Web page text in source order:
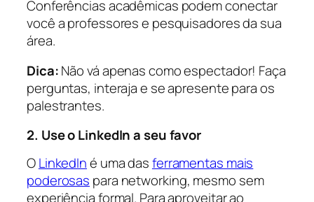
Conferências acadêmicas podem conectar
você a professores e pesquisadores da sua
área.
Dica:Não vá apenas como espectador! Faça
perguntas, interaja e se apresente para os
palestrantes.
2. Use o LinkedIn a seu favor
OLinkedIné uma dasferramentas mais
poderosas para networking, mesmo sem
experiência formal. Para aproveitar ao